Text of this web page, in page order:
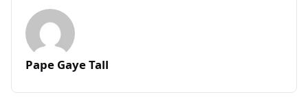
Pape Gaye Tall